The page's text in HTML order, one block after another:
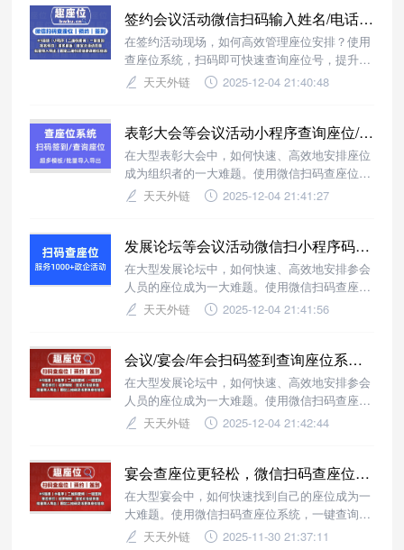
签约会议活动微信扫码输入姓名/电话查看座位号/桌号
在签约活动现场，如何高效管理座位安排？使用
查座位系统，扫码即可快速查询座位号，提升现
场管理效率。
天天外链 2025-12-04 21:40:48
表彰大会等会议活动小程序查询座位/签到，轻松管理参会人员
在大型表彰大会中，如何快速、高效地安排座位
成为组织者的一大难题。使用微信扫码查座位系
统，可实现一键查询座位号，提升现场管理效
天天外链 2025-12-04 21:41:27
发展论坛等会议活动微信扫小程序码查询座位/签到
在大型发展论坛中，如何快速、高效地安排参会
人员的座位成为一大难题。使用微信扫码查座位
系统，可以轻松实现座位查询和管理。
天天外链 2025-12-04 21:41:56
会议/宴会/年会扫码签到查询座位系统功能特点
在大型发展论坛中，如何快速、高效地安排参会
人员的座位成为一大难题。使用微信扫码查座位
系统，可以轻松实现座位查询和管理。
天天外链 2025-12-04 21:42:44
宴会查座位更轻松，微信扫码查座位系统让流程更高效
在大型宴会中，如何快速找到自己的座位成为一
大难题。使用微信扫码查座位系统，一键查询座
位号，提升用餐体验。
天天外链 2025-11-30 21:37:11